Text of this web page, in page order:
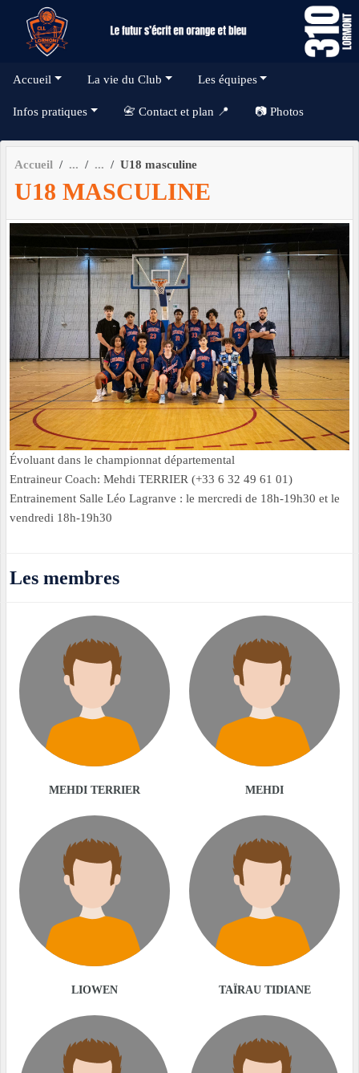
Accueil La vie du Club Les équipes
Infos pratiques 📇 Contact et plan 📍 📷 Photos
Accueil U18 masculine
U18 MASCULINE
Évoluant dans le championnat départemental
Entraineur Coach: Mehdi TERRIER (+33 6 32 49 61 01)
Entrainement Salle Léo Lagranve : le mercredi de 18h-19h30 et le
vendredi 18h-19h30
Les membres
MEHDI TERRIER MEHDI
LIOWEN TAÏRAU TIDIANE
Panneau de gestion des cookies